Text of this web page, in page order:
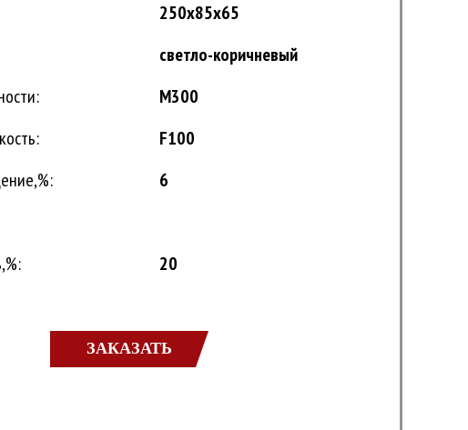
250x85x65
светло-коричневый
M300
F100
6
20
ЗАКАЗАТЬ